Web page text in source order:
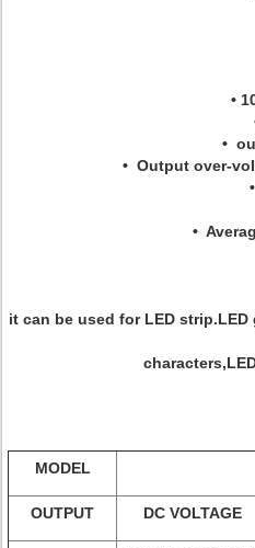
•
•
• Output over-
•
it can be used for LED
MODEL
OUTPUT DC VOLTAGE